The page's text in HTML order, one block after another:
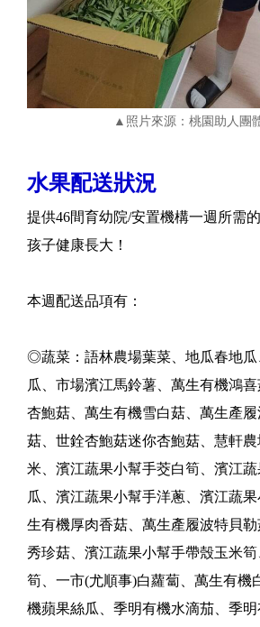
▲照片來源：桃園助人團
水果配送狀況
提供46間育幼院/安置機構一週所需
孩子健康長大！
本週配送品項有：
◎蔬菜：語林農場葉菜、地瓜春地
瓜、市場濱江馬鈴薯、萬生有機鴻
杏鮑菇、萬生有機雪白菇、萬生產
菇、世銓杏鮑菇迷你杏鮑菇、慧軒
米、濱江蔬果小幫手茭白筍、濱江
瓜、濱江蔬果小幫手洋蔥、濱江蔬
生有機厚肉香菇、萬生產履波特貝
秀珍菇、濱江蔬果小幫手帶殼玉米
筍、一市(尤順事)白蘿蔔、萬生有機
機蘋果絲瓜、季明有機水滴茄、季